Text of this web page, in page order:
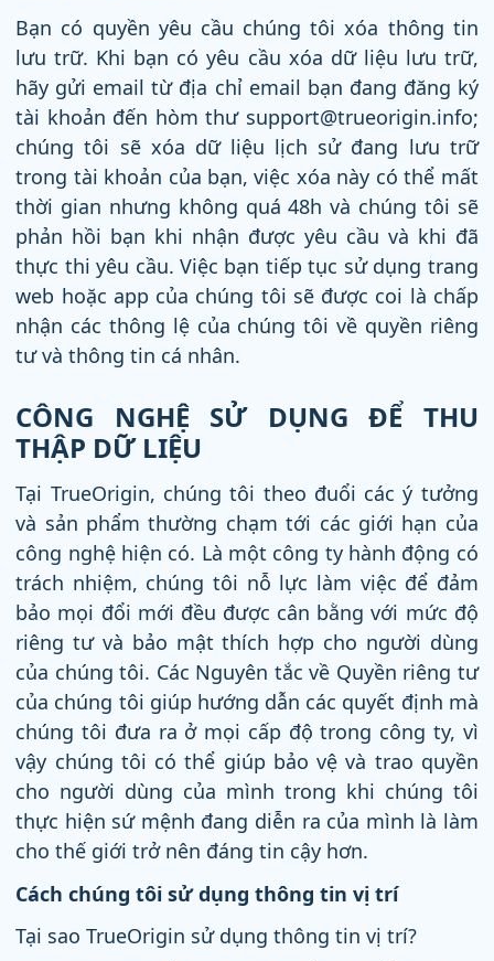
Bạn có quyền yêu cầu chúng tôi xóa thông tin
lưu trữ. Khi bạn có yêu cầu xóa dữ liệu lưu trữ,
hãy gửi email từ địa chỉ email bạn đang đăng ký
tài khoản đến hòm thư support@trueorigin.info;
chúng tôi sẽ xóa dữ liệu lịch sử đang lưu trữ
trong tài khoản của bạn, việc xóa này có thể mất
thời gian nhưng không quá 48h và chúng tôi sẽ
phản hồi bạn khi nhận được yêu cầu và khi đã
thực thi yêu cầu. Việc bạn tiếp tục sử dụng trang
web hoặc app của chúng tôi sẽ được coi là chấp
nhận các thông lệ của chúng tôi về quyền riêng
tư và thông tin cá nhân.
CÔNG NGHỆ SỬ DỤNG ĐỂ THU
THẬP DỮ LIỆU
Tại TrueOrigin, chúng tôi theo đuổi các ý tưởng
và sản phẩm thường chạm tới các giới hạn của
công nghệ hiện có. Là một công ty hành động có
trách nhiệm, chúng tôi nỗ lực làm việc để đảm
bảo mọi đổi mới đều được cân bằng với mức độ
riêng tư và bảo mật thích hợp cho người dùng
của chúng tôi. Các Nguyên tắc về Quyền riêng tư
của chúng tôi giúp hướng dẫn các quyết định mà
chúng tôi đưa ra ở mọi cấp độ trong công ty, vì
vậy chúng tôi có thể giúp bảo vệ và trao quyền
cho người dùng của mình trong khi chúng tôi
thực hiện sứ mệnh đang diễn ra của mình là làm
cho thế giới trở nên đáng tin cậy hơn.
Cách chúng tôi sử dụng thông tin vị trí
Tại sao TrueOrigin sử dụng thông tin vị trí?